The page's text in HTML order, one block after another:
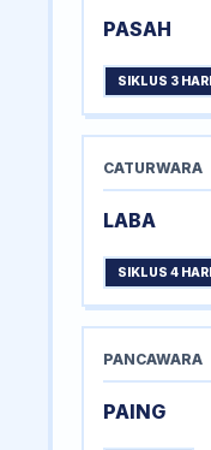
PASAH
SIKLUS 3 HARI
CATURWARA
LABA
SIKLUS 4 HARI
PANCAWARA
PAING